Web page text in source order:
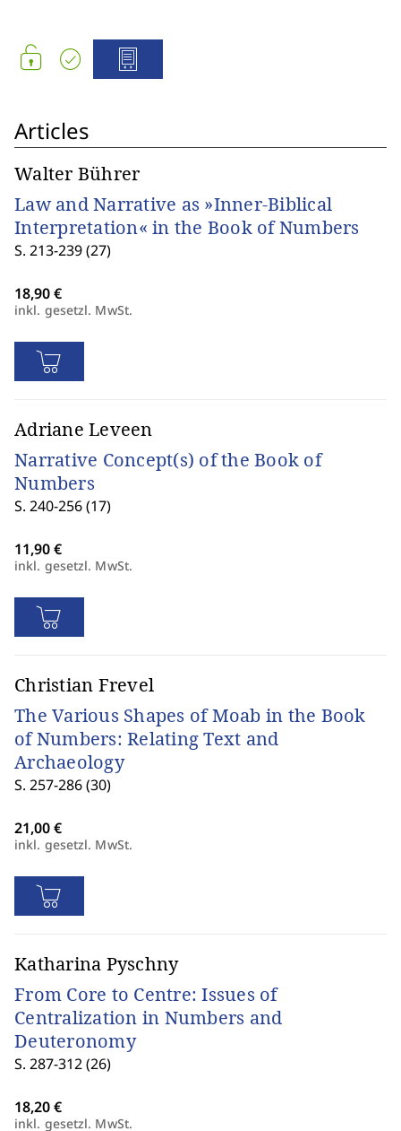
Articles
Walter Bührer
Law and Narrative as »Inner-Biblical
Interpretation« in the Book of Numbers
S. 213-239 (27)
inkl. gesetzl. MwSt.
Adriane Leveen
Narrative Concept(s) of the Book of
Numbers
S. 240-256 (17)
inkl. gesetzl. MwSt.
Christian Frevel
The Various Shapes of Moab in the Book
of Numbers: Relating Text and
Archaeology
S. 257-286 (30)
inkl. gesetzl. MwSt.
Katharina Pyschny
From Core to Centre: Issues of
Centralization in Numbers and
Deuteronomy
S. 287-312 (26)
inkl. gesetzl. MwSt.